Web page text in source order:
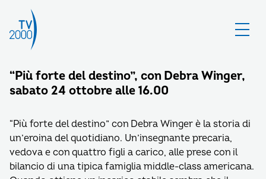
“Più forte del destino”, con Debra Winger,
sabato 24 ottobre alle 16.00
“Più forte del destino” con Debra Winger è la storia di
un’eroina del quotidiano. Un’insegnante precaria,
vedova e con quattro figli a carico, alle prese con il
bilancio di una tipica famiglia middle-class americana.